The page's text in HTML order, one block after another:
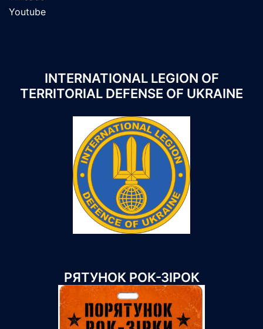
Youtube
INTERNATIONAL LEGION OF
TERRITORIAL DEFENSE OF UKRAINE
РЯТУНОК РОК-ЗІРОК